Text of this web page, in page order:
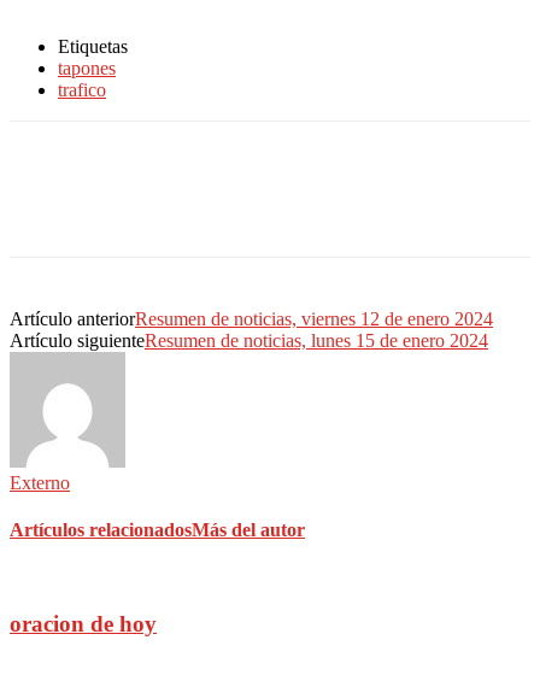
Etiquetas
tapones
trafico
Artículo anteriorResumen de noticias, viernes 12 de enero 2024
Artículo siguienteResumen de noticias, lunes 15 de enero 2024
Externo
Artículos relacionadosMás del autor
oracion de hoy